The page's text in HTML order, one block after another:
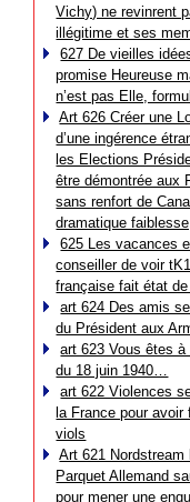
Vichy) ne revinrent
illégitime et ses
627 De vieilles
promise Heureuse
n’est pas Elle,
Art 626 Créer une
d’une ingérence
les Elections
être démontrée aux
sans renfort de
dramatique
625 Les vacances
conseiller de voir
française fait état
art 624 Des amis
du Président aux
art 623 Vous êtes
du 18 juin 1940…
art 622 Violences
la France pour
viols
Art 621 Nordstream
Parquet Allemand
pour mener une